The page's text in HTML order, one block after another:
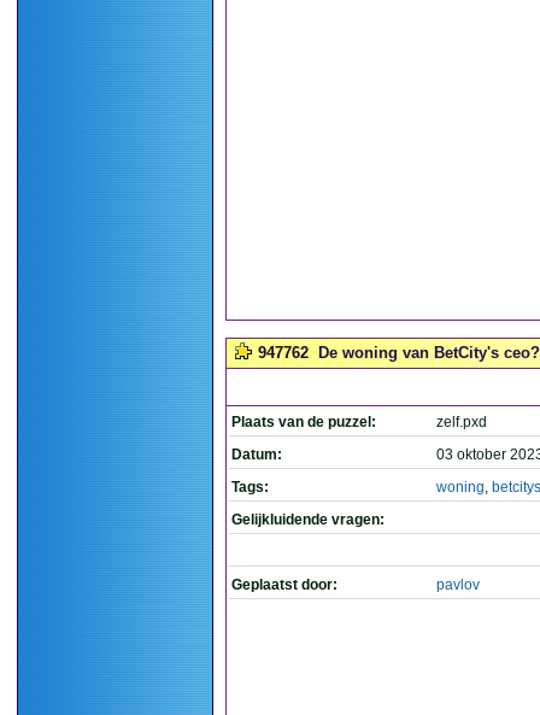
947762 De woning van BetCity's
Plaats van de puzzel:
zelf.pxd
Datum:
03 oktober
Tags:
woning, betcitys
Gelijkluidende vragen:
Geplaatst door: pavlov